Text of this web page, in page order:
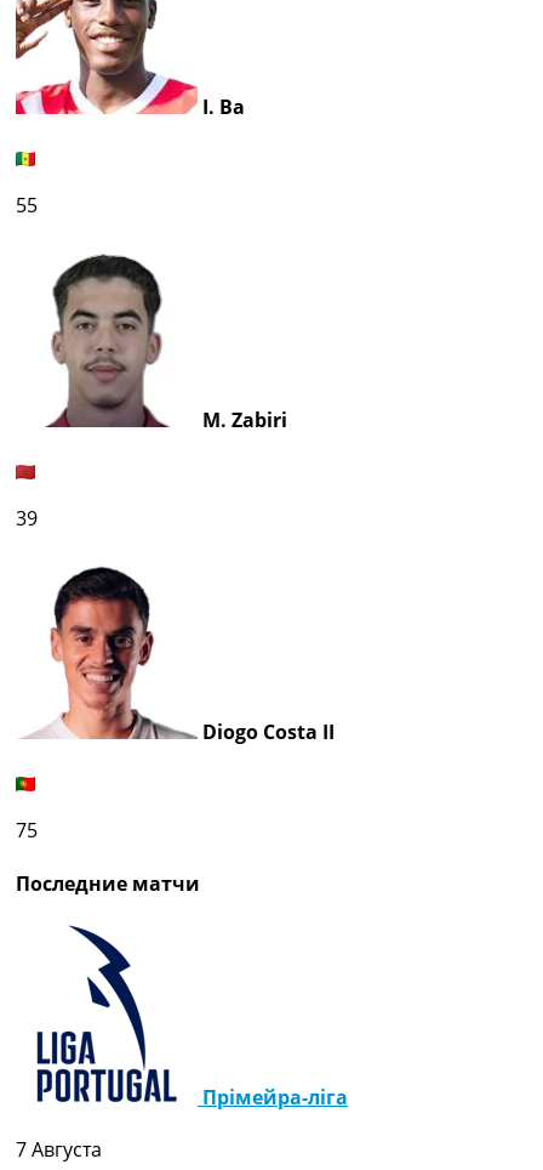
I. Ba
55
M. Zabiri
39
Diogo Costa II
75
Последние матчи
Прімейра-ліга
7 Августа